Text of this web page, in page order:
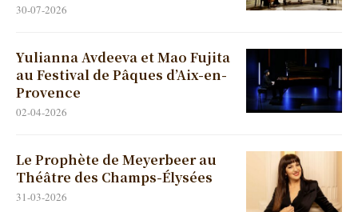
30-07-2026
Yulianna Avdeeva et Mao Fujita
au Festival de Pâques d’Aix-en-
Provence
02-04-2026
Le Prophète de Meyerbeer au
Théâtre des Champs-Élysées
31-03-2026